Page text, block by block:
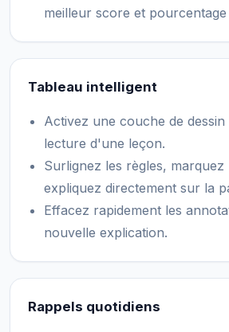
meilleur score et
Tableau intelligent
Activez une couche de dessin
lecture d'une leçon.
Surlignez les règles, marquez
expliquez directement sur la
Effacez rapidement les
nouvelle explication.
Rappels quotidiens